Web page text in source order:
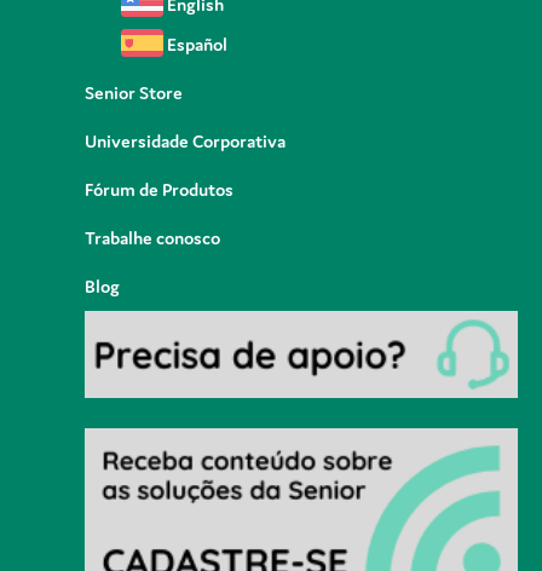
Español
Senior Store
Universidade Corporativa
Fórum de Produtos
Trabalhe conosco
Blog